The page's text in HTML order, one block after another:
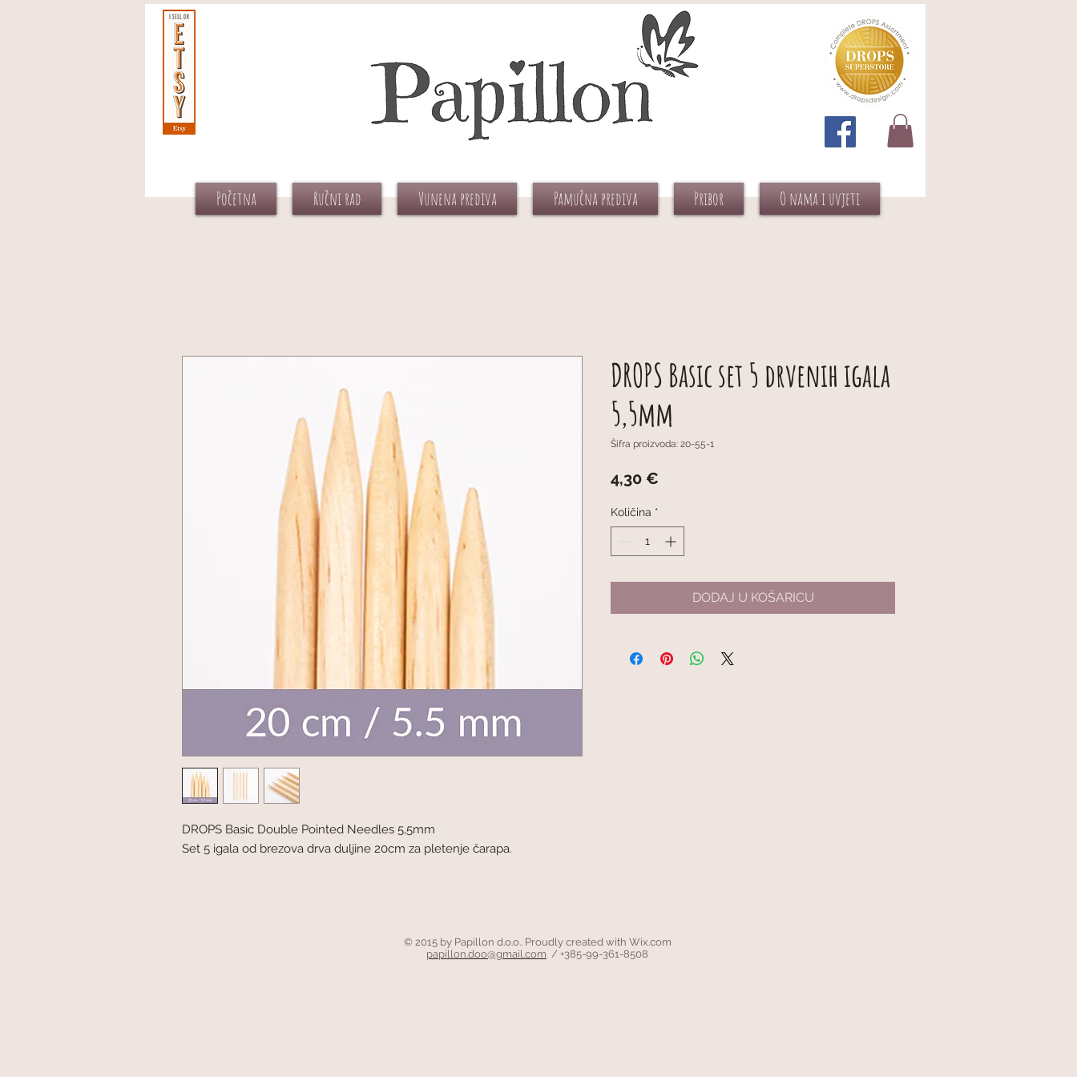
Početna Ručni rad Vunena prediva Pamučna prediva Pribor O nama i uvjeti
DROPS Basic Double Pointed Needles 5,5mm
Set 5 igala od brezova drva duljine 20cm za pletenje čarapa.
DROPS Basic set 5 drvenih igala
5,5mm
Šifra proizvoda: 20-55-1
4,30 €
Količina *
DODAJ U KOŠARICU
© 2015 by Papillon d.o.o.. Proudly created with Wix.com
papillon.doo@gmail.com / +385-99-361-8508